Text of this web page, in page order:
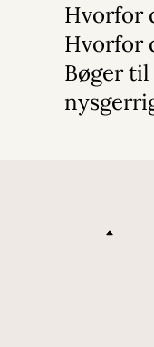
Hvorfor
Hvorfor
Bøger til